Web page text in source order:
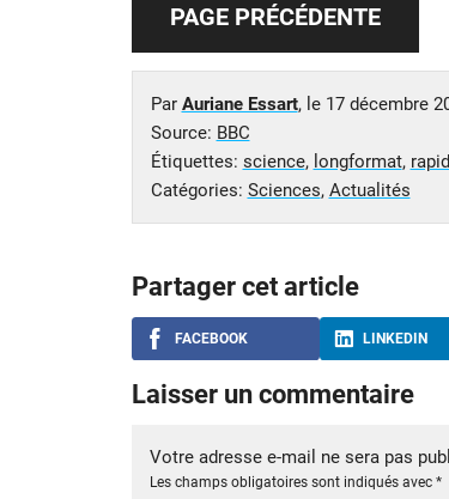
PAGE PRÉCÉDENTE
Par Auriane Essart, le 17 décembre
Source: BBC
Étiquettes: science, longformat,
Catégories: Sciences, Actualités
Partager cet article
FACEBOOK LINKEDIN
Laisser un commentaire
Votre adresse e-mail ne sera pas
Les champs obligatoires sont indiqués avec *